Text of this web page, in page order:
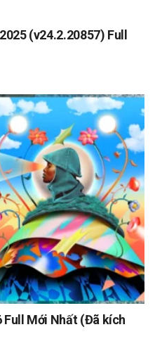
(v24.2.20857) Full
Full Mới Nhất (Đã kích